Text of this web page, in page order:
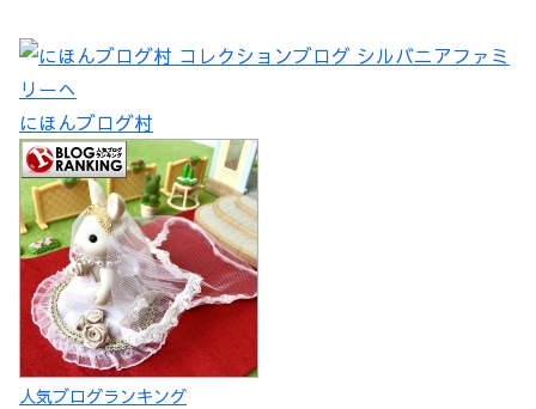
にほんブログ村
人気ブログランキング